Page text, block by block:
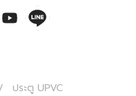
ประตู UPVC